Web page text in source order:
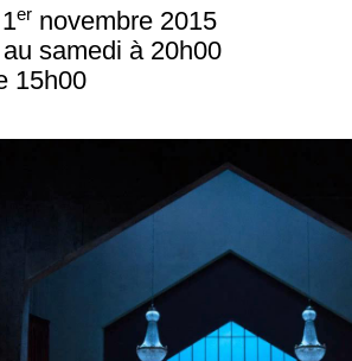
er novembre 2015
samedi à 20h00
15h00